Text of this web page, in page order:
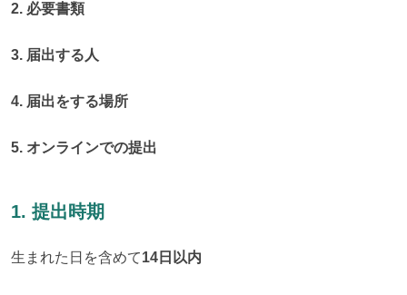
2. 必要書類
3. 届出する人
4. 届出をする場所
5. オンラインでの提出
1. 提出時期
生まれた日を含めて14日以内